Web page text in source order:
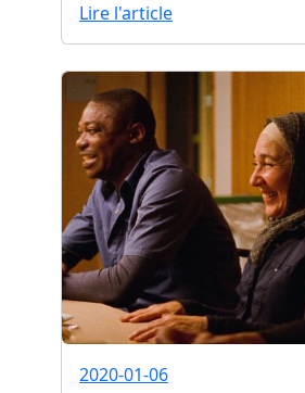
Lire l'article
2020-01-06